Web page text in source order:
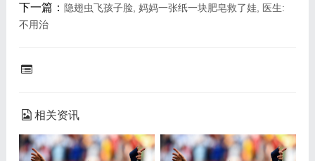
下一篇： 隐翅虫飞孩子脸, 妈妈一张纸一块肥皂救了娃, 医生:
不用治
相关资讯